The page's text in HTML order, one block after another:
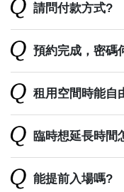
請問付款方式?
預約完成，密碼
租用空間時能自
臨時想延長時間
能提前入場嗎?